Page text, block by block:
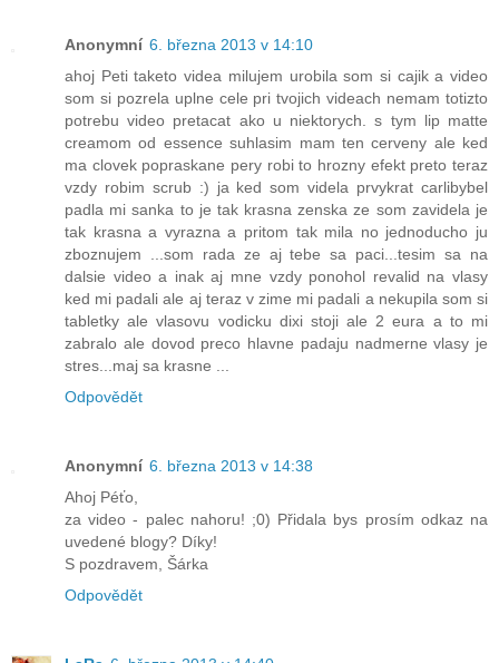
Anonymní 6. března 2013 v 14:10
ahoj Peti taketo videa milujem urobila som si cajik a video
som si pozrela uplne cele pri tvojich videach nemam totizto
potrebu video pretacat ako u niektorych. s tym lip matte
creamom od essence suhlasim mam ten cerveny ale ked
ma clovek popraskane pery robi to hrozny efekt preto teraz
vzdy robim scrub :) ja ked som videla prvykrat carlibybel
padla mi sanka to je tak krasna zenska ze som zavidela je
tak krasna a vyrazna a pritom tak mila no jednoducho ju
zboznujem ...som rada ze aj tebe sa paci...tesim sa na
dalsie video a inak aj mne vzdy ponohol revalid na vlasy
ked mi padali ale aj teraz v zime mi padali a nekupila som si
tabletky ale vlasovu vodicku dixi stoji ale 2 eura a to mi
zabralo ale dovod preco hlavne padaju nadmerne vlasy je
stres...maj sa krasne ...
Odpovědět
Anonymní 6. března 2013 v 14:38
Ahoj Péťo,
za video - palec nahoru! ;0) Přidala bys prosím odkaz na
uvedené blogy? Díky!
S pozdravem, Šárka
Odpovědět